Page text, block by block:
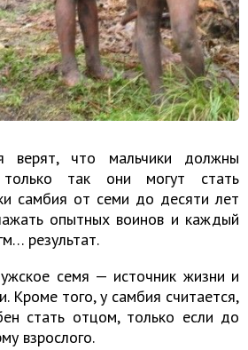
верят, что мальчики должны
так они могут стать
самбия от семи до десяти лет
опытных воинов и каждый
результат.
семя — источник жизни и
Кроме того, у самбия считается,
стать отцом, только если до
взрослого.